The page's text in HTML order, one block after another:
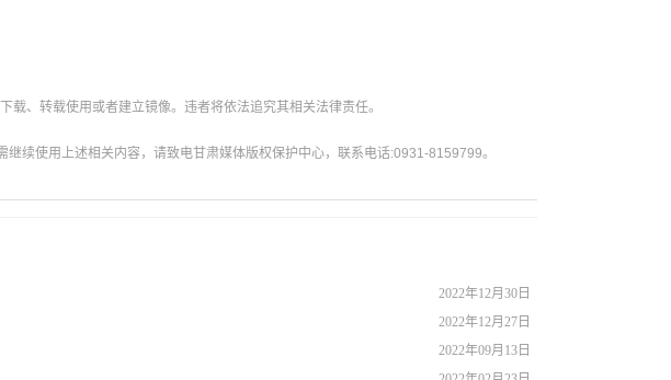
、转载使用或者建立镜像。违者将依法追究其相关法律责任。
续使用上述相关内容，请致电甘肃媒体版权保护中心，联系电话:0931-8159799。
2022年12月30日
2022年12月27日
2022年09月13日